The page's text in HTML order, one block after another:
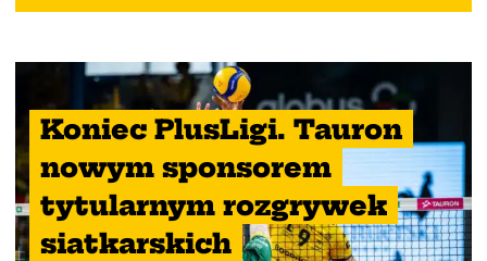
Koniec PlusLigi. Tauron
nowym sponsorem
tytularnym rozgrywek
siatkarskich